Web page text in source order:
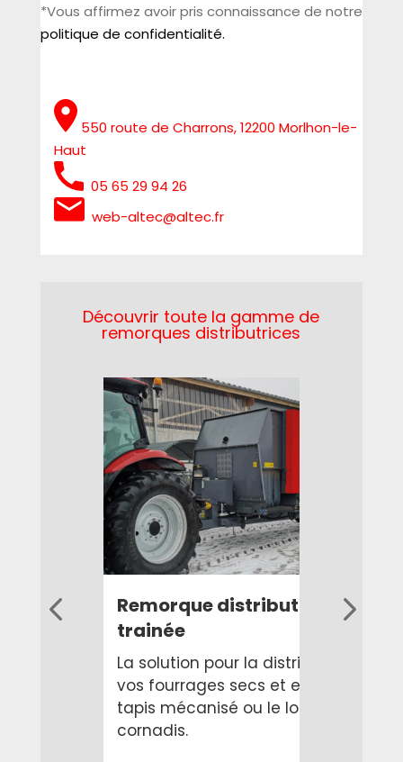
*Vous affirmez avoir pris connaissance de notre
politique de confidentialité.
550 route de Charrons, 12200 Morlhon-le-
Haut
05 65 29 94 26
web-altec@altec.fr
Découvrir toute la gamme de
remorques distributrices
Remorque distributrice
trainée
La solution pour la distribution de
vos fourrages secs et en vrac sur
tapis mécanisé ou le long des
cornadis.